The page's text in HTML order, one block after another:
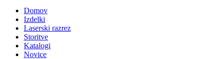
Domov
Izdelki
Laserski razrez
Storitve
Katalogi
Novice